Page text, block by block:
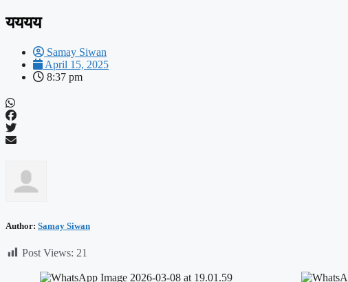
यययय
Samay Siwan
April 15, 2025
8:37 pm
Author: Samay Siwan
Post Views: 21